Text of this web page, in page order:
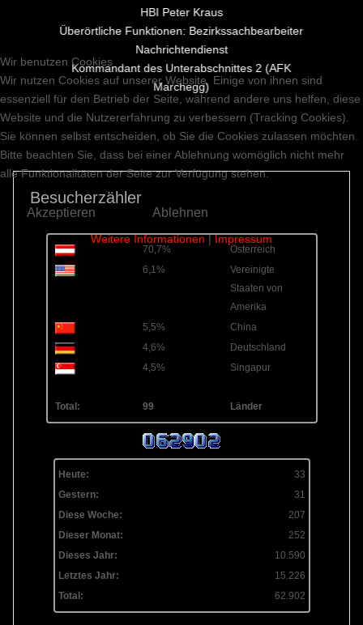
HBI Peter Kraus
Überörtliche Funktionen: Bezirkssachbearbeiter
Nachrichtendienst
Kommandant des Unterabschnittes 2 (AFK
Marchegg)
Besucherzähler
70,7%
Österreich
6,1%
Vereinigte
Staaten von
Amerika
5,5%
China
4,6%
Deutschland
4,5%
Singapur
Total: 99 Länder
Heute:
33
Gestern:
31
Diese Woche:
207
Dieser Monat:
252
Dieses Jahr:
10.590
Letztes Jahr:
15.226
Total:
62.902
Wir benutzen Cookies
Wir nutzen Cookies auf unserer Website. Einige von ihnen sind
essenziell für den Betrieb der Seite, während andere uns helfen, diese
Website und die Nutzererfahrung zu verbessern (Tracking Cookies).
Sie können selbst entscheiden, ob Sie die Cookies zulassen möchten.
Bitte beachten Sie, dass bei einer Ablehnung womöglich nicht mehr
alle Funktionalitäten der Seite zur Verfügung stehen.
Akzeptieren Ablehnen
Weitere Informationen|Impressum